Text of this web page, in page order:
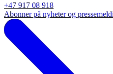
+47 917 08 918
Abonner på nyheter og